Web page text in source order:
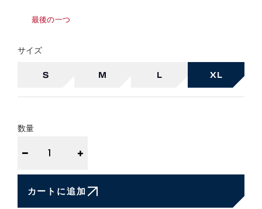
最後の一つ
サイズ
S M L XL
数量
− +
カートに追加